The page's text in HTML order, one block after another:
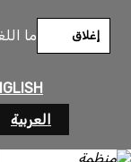
ما
العربية
إغلاق
المحتوى